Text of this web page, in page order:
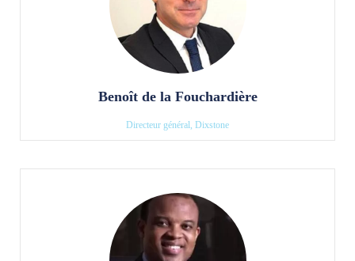
Benoît de la Fouchardière
Directeur général, Dixstone